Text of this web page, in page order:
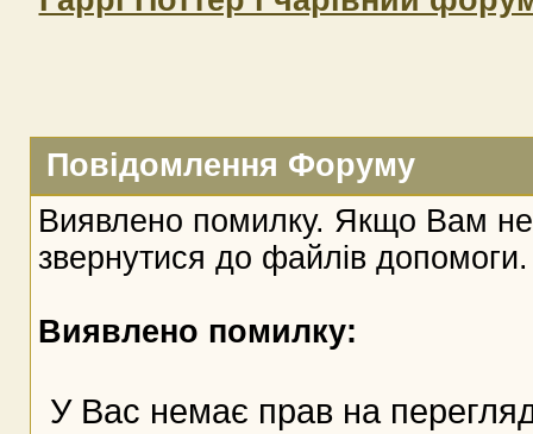
Повідомлення Форуму
Виявлено помилку. Якщо Вам
звернутися до файлів допомоги.
Виявлено помилку:
У Вас немає прав на перегляд